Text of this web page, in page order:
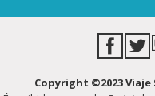
Copyright ©2023 Viaje